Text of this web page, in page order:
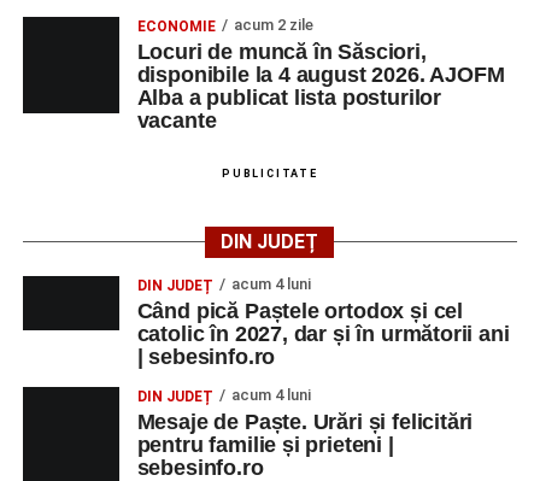
ECONOMIE acum 2 zile
Locuri de muncă în Săsciori,
disponibile la 4 august 2026. AJOFM
Alba a publicat lista posturilor
vacante
PUBLICITATE
DIN JUDEȚ
DIN JUDEȚ acum 4 luni
Când pică Paștele ortodox și cel
catolic în 2027, dar și în următorii ani
| sebesinfo.ro
DIN JUDEȚ acum 4 luni
Mesaje de Paște. Urări și felicitări
pentru familie și prieteni |
sebesinfo.ro